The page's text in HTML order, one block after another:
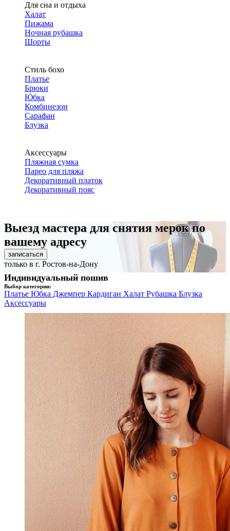
Для сна и отдыха
Халат
Пижама
Ночная рубашка
Шорты
Стиль бохо
Платье
Брюки
Юбка
Комбинезон
Сарафан
Блузка
Аксессуары
Пляжная сумка
Парео для пляжа
Декоративный платок
Декоративный пояс
Выезд мастера для снятия мерок по
вашему адресу
записаться
только в г. Ростов-на-Дону
Индивидуальный пошив
Выбор категории:
Платье Юбка Джемпер Кардиган Халат Рубашка Блузка
Аксессуары